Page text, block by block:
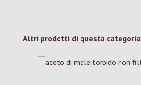
Salta la galleria dei prodotti
Altri prodotti di questa categoria